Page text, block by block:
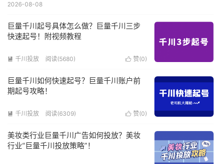
2026-08-08
巨量千川起号具体怎么做？巨量千川三步
快速起号！附视频教程
 赞(0)
 千川投放 阅读(5680)
巨量千川如何快速起号？巨量千川账户前
期起号攻略！
 赞(0)
 千川投放 阅读(6309)
美妆类行业巨量千川广告如何投放？美妆
行业“巨量千川投放策略”！